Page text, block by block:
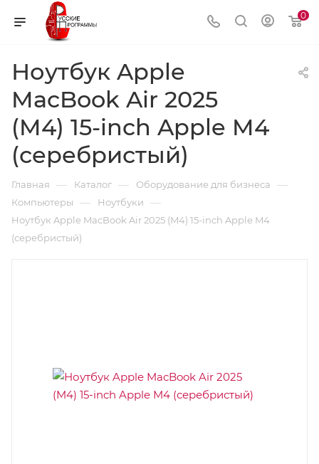
0
Ноутбук Apple
MacBook Air 2025
(M4) 15-inch Apple M4
(серебристый)
Главная — Каталог — Оборудование для бизнеса —
Компьютеры — Ноутбуки —
Ноутбук Apple MacBook Air 2025 (M4) 15-inch Apple M4
(серебристый)